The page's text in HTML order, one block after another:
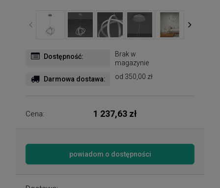
Dostępność:
Brak w
magazynie
Darmowa dostawa: od 350,00 zł
Cena: 1 237,63 zł
powiadom o dostępności